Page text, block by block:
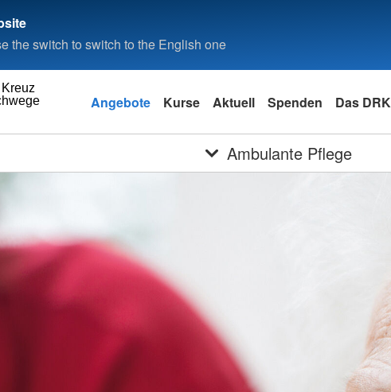
the switch to switch to the English one
Angebote Kurse Aktuell Spenden Das DRK
Ambulante Pflege